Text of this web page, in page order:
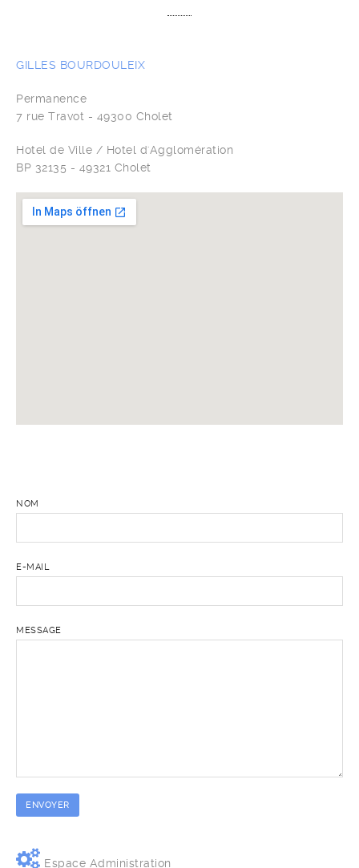
GILLES BOURDOULEIX
Permanence
7 rue Travot - 49300 Cholet
Hotel de Ville / Hotel d'Agglomération
BP 32135 - 49321 Cholet
NOM
E-MAIL
MESSAGE
Espace Administration